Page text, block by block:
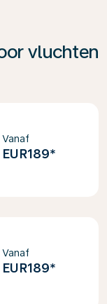
vluchten
Vanaf
EUR189*
Vanaf
EUR189*